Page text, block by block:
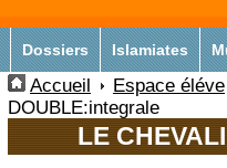
Dossiers Islamiates
Accueil
Espace éléve
DOUBLE:integrale
LE